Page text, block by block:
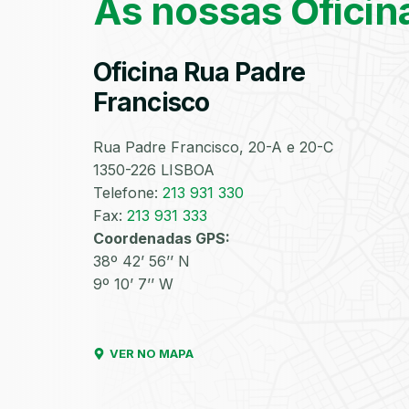
As nossas
Oficina Rua Padre
Francisco
Rua Padre Francisco, 20-A e 20-C
1350-226 LISBOA
Telefone: 213 931 330
Fax: 213 931 333
Coordenadas GPS:
38º 42’ 56’’ N
9º 10’ 7’’ W
VER NO MAPA